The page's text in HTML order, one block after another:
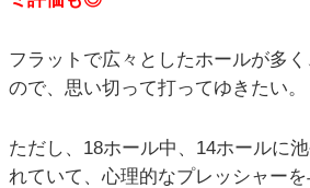
フラットで広々としたホールが多
ので、思い切って打ってゆきたい。
ただし、18ホール中、14ホールに
れていて、心理的なプレッシャーを